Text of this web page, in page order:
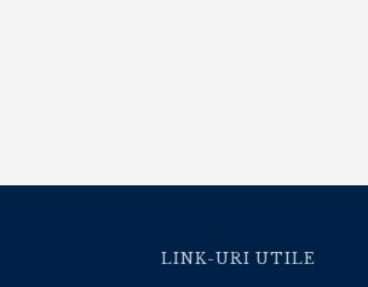
LINK-URI UTILE